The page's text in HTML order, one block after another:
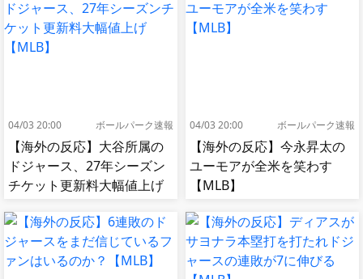
04/03 20:00 ボールパーク速報
【海外の反応】大谷所属の
ドジャース、27年シーズン
チケット更新料大幅値上げ
04/03 20:00 ボールパーク速報
【海外の反応】今永昇太の
ユーモアが全米を笑わす
【MLB】